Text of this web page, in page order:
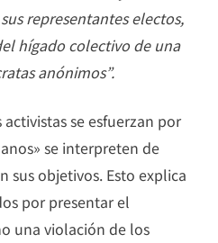
representantes electos,
hígado colectivo de una
anónimos”.
se esfuerzan por
se interpreten de
sus objetivos. Esto explica
por presentar el
una violación de los